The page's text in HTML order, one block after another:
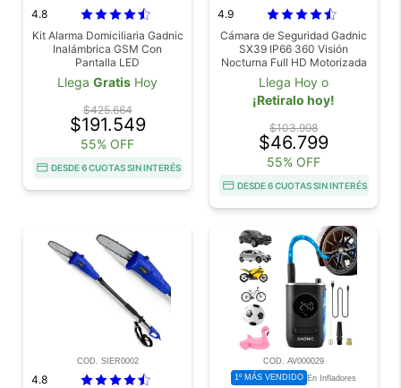
4.8
Kit Alarma Domiciliaria Gadnic
Inalámbrica GSM Con
Pantalla LED
Llega Gratis Hoy
$425.664
$191.549
55% OFF
DESDE 6 CUOTAS SIN INTERÉS
4.9
Cámara de Seguridad Gadnic
SX39 IP66 360 Visión
Nocturna Full HD Motorizada
Detección de Movimiento
Llega Hoy o
¡Retiralo hoy!
$103.998
$46.799
55% OFF
DESDE 6 CUOTAS SIN INTERÉS
COD. SIER0002
4.8
COD. AV000029
1º MÁS VENDIDO En Infladores